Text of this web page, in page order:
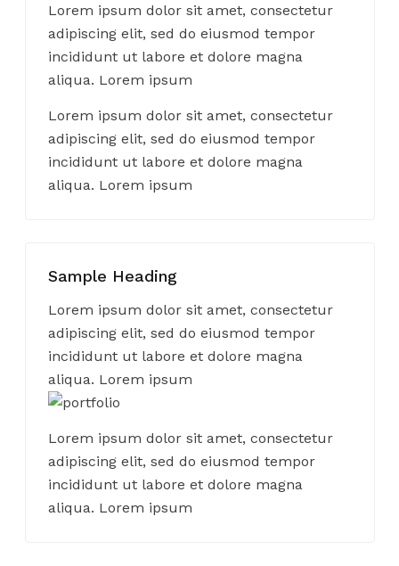
Lorem ipsum dolor sit amet, consectetur
adipiscing elit, sed do eiusmod tempor
incididunt ut labore et dolore magna
aliqua. Lorem ipsum
Lorem ipsum dolor sit amet, consectetur
adipiscing elit, sed do eiusmod tempor
incididunt ut labore et dolore magna
aliqua. Lorem ipsum
Sample Heading
Lorem ipsum dolor sit amet, consectetur
adipiscing elit, sed do eiusmod tempor
incididunt ut labore et dolore magna
aliqua. Lorem ipsum
Lorem ipsum dolor sit amet, consectetur
adipiscing elit, sed do eiusmod tempor
incididunt ut labore et dolore magna
aliqua. Lorem ipsum